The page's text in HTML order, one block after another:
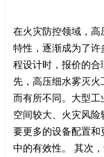
在火灾防控领域，
特性，逐渐成为了
程设计时，报价的
先，高压细水雾灭
而有所不同。大型
空间较大、火灾风
要更多的设备配置和
中的有效性。 其次